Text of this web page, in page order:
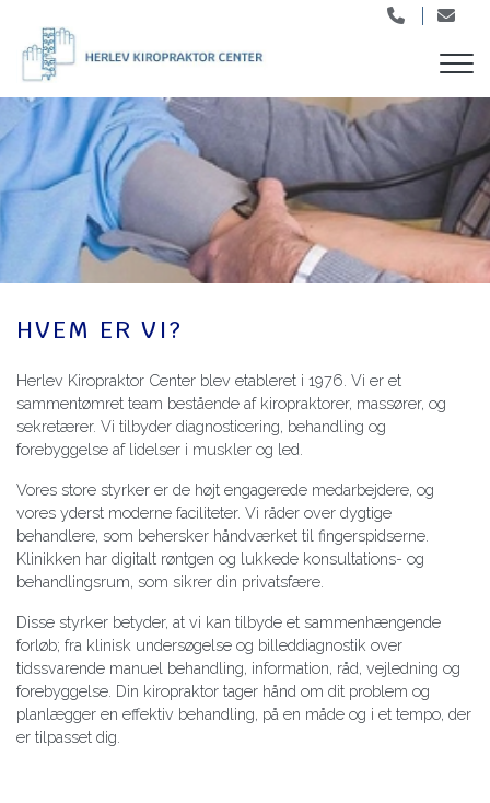
main
HVEM ER VI?
​Herlev Kiropraktor Center blev etableret i 1976. Vi er et
sammentømret team bestående af kiropraktorer, massører, og
sekretærer. Vi tilbyder diagnosticering, behandling og
forebyggelse af lidelser i muskler og led.
Vores store styrker er de højt engagerede medarbejdere, og
vores yderst moderne faciliteter. Vi råder over dygtige
behandlere, som behersker håndværket til fingerspidserne.
Klinikken har digitalt røntgen og lukkede konsultations- og
behandlingsrum, som sikrer din privatsfære.
Disse styrker betyder, at vi kan tilbyde et sammenhængende
forløb; fra klinisk undersøgelse og billeddiagnostik over
tidssvarende manuel behandling, information, råd, vejledning og
forebyggelse. Din kiropraktor tager hånd om dit problem og
planlægger en effektiv behandling, på en måde og i et tempo, der
er tilpasset dig.